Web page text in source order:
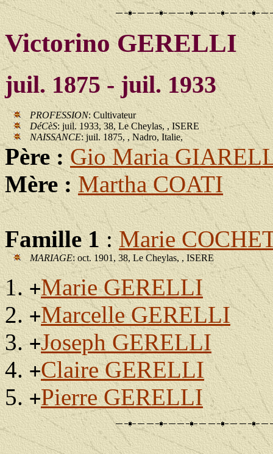
Victorino GERELLI
juil. 1875 - juil. 1933
PROFESSION: Cultivateur
DéCèS: juil. 1933, 38, Le Cheylas, , ISERE
NAISSANCE: juil. 1875, , Nadro, Italie,
Père :Gio Maria
Mère :Martha COATI
Famille 1:Marie
MARIAGE: oct. 1901, 38, Le Cheylas, , ISERE
+Marie GERELLI
+Marcelle GERELLI
+Joseph GERELLI
+Claire GERELLI
+Pierre GERELLI